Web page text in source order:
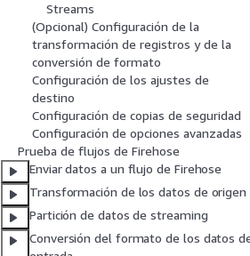
Streams
(Opcional) Configuración de la
transformación de registros y de la
conversión de formato
Configuración de los ajustes de
destino
Configuración de copias de seguridad
Configuración de opciones avanzadas
Prueba de flujos de Firehose
Enviar datos a un flujo de Firehose
Transformación de los datos de origen
Partición de datos de streaming
Conversión del formato de los datos